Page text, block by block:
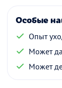
Особые
Опыт
Может
Может